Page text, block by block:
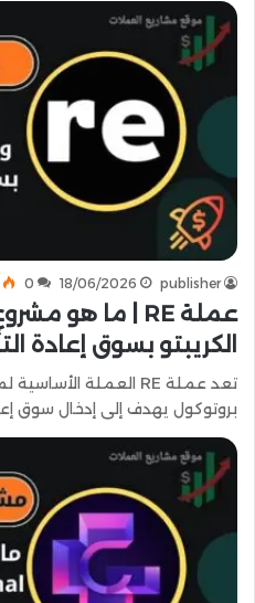
publisher
18/06/2026
0
الكريبتو بسوق إعادة
بروتوكول يهدف إلى إدخال سوق